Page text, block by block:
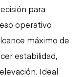
para
operativo
máximo de
estabilidad,
Ideal